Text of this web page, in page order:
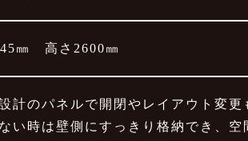
㎜ 高さ2600㎜
計のパネルで開閉やレイアウト変更
い時は壁側にすっきり格納でき、空